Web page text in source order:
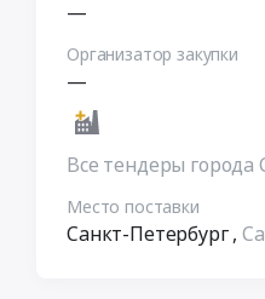
—
Организатор закупки
—
Все тендеры города
Место поставки
Санкт-Петербург,